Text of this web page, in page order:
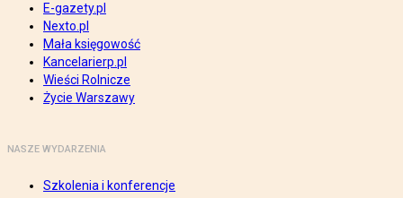
E-gazety.pl
Nexto.pl
Mała księgowość
Kancelarierp.pl
Wieści Rolnicze
Życie Warszawy
NASZE WYDARZENIA
Szkolenia i konferencje